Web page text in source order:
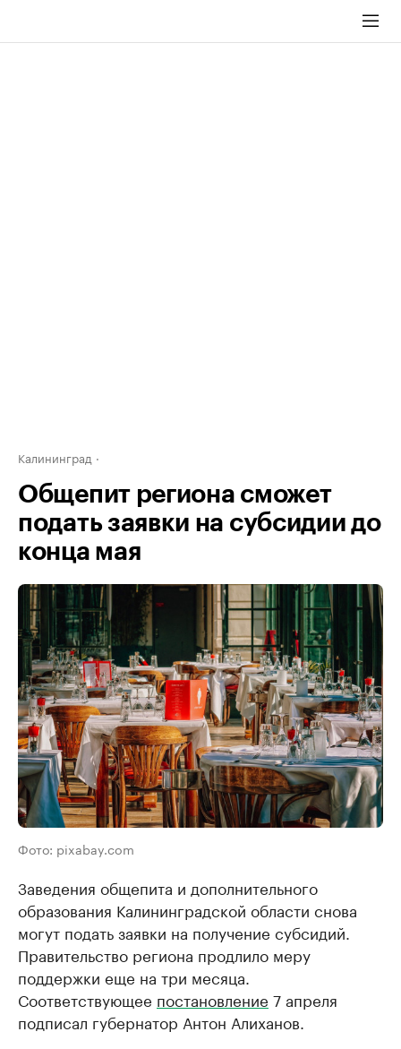
Калининград
Общепит региона сможет
подать заявки на субсидии до
конца мая
Фото: pixabay.com
Заведения общепита и дополнительного
образования Калининградской области снова
могут подать заявки на получение субсидий.
Правительство региона продлило меру
поддержки еще на три месяца.
Соответствующее постановление 7 апреля
подписал губернатор Антон Алиханов.